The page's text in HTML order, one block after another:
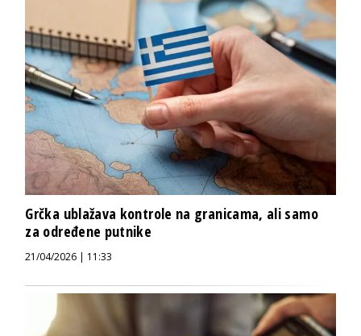
Grčka ublažava kontrole na granicama, ali samo
za određene putnike
21/04/2026 | 11:33